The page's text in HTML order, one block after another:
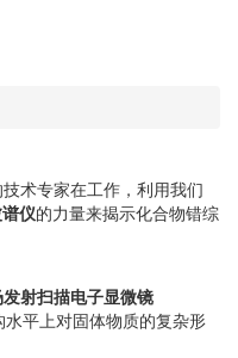
技术专家在工作，利用我们
仪的力量来揭示化合物错综
射扫描电子显微镜
平上对固体物质的复杂形